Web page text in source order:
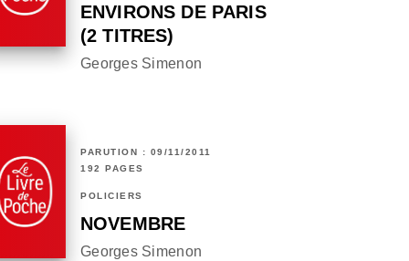
ENVIRONS DE PARIS
(2 TITRES)
Georges Simenon
PARUTION : 09/11/2011
192 PAGES
POLICIERS
NOVEMBRE
Georges Simenon